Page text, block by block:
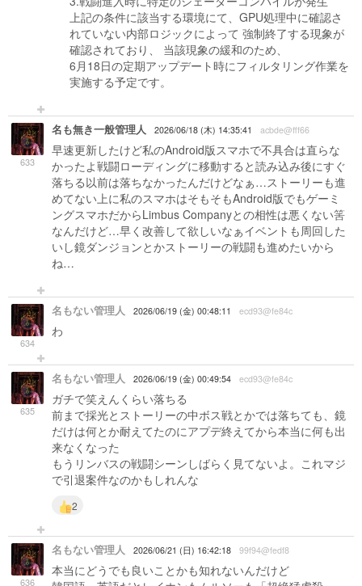
上記の条件に該当する環境にて、GPU処理中に確認さ
れていない内部ロジックによって 強制終了する現象が
確認されており、 当該現象の緩和のため、
6月18日の定期アップデート時にフィルタリング作業を
実施する予定です。
633
名も無き一般管理人 2026/06/18 (木) 14:35:41 acbde@fff66
早速更新したけど私のAndroid版スマホで不具合は直らな
かったよ戦闘ローディングに移動すると読み込み後にすぐ
落ちる以前は落ちなかったんだけどなぁ…ストーリーも進
めてない上に私のスマホはそもそもAndroid版でもゲーミ
ングスマホだからLimbus Companyとの相性は悪くない筈
なんだけど…早く改善して欲しいなぁイベントも周回した
いし鏡ダンジョンとかストーリーの戦闘も進めたいから
ね…
634
名もない管理人 2026/06/19 (金) 00:48:11 ecd93@fe84c
わ
635
名もない管理人 2026/06/19 (金) 00:49:54 ecd93@fe84c
ガチで笑えんくらい落ちる
前まで採光とストーリーの中ボス戦とかでは落ちても、鏡
だけは何とか耐えてたのにアプデ終えてから本当に何も出
来なくなった
もうリンバスの戦闘シーンしばらく見てないよ。これマジ
で引退案件なのかもしれんな
2
636
名もない管理人 2026/06/21 (日) 16:42:18 99f94@fedf8
本当にどうでも良いことかも知れないんだけど